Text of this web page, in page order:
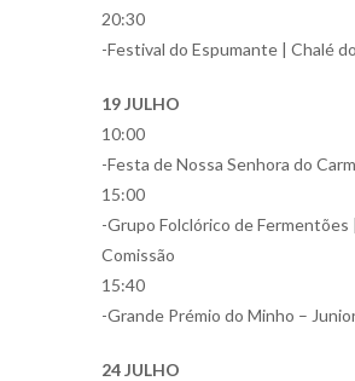
20:30
-Festival do Espumante | Chalé
19 JULHO
10:00
-Festa de Nossa Senhora do
15:00
-Grupo Folclórico de Fermentões
Comissão
15:40
-Grande Prémio do Minho –
24 JULHO